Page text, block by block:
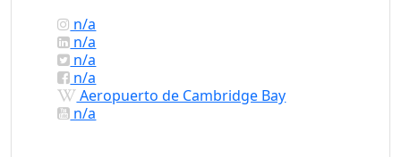
n/a
n/a
n/a
n/a
Aeropuerto de Cambridge Bay
n/a